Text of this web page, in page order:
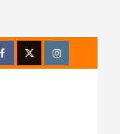
FacebookTwitterInstagram